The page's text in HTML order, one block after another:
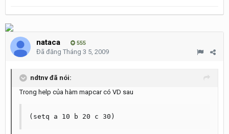
nataca 555
Đã đăng Tháng 3 5, 2009
ndtnv đã nói:
Trong help của hàm mapcar có VD sau
(setq a 10 b 20 c 30)